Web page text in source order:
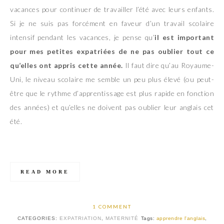
vacances pour continuer de travailler l’été avec leurs enfants.
Si je ne suis pas forcément en faveur d’un travail scolaire
intensif pendant les vacances, je pense qu’il est important
pour mes petites expatriées de ne pas oublier tout ce
qu’elles ont appris cette année. Il faut dire qu’au Royaume-
Uni, le niveau scolaire me semble un peu plus élevé (ou peut-
être que le rythme d’apprentissage est plus rapide en fonction
des années) et qu’elles ne doivent pas oublier leur anglais cet
été.
READ MORE
1 COMMENT
CATEGORIES: EXPATRIATION MATERNITÉ Tags: apprendre l'anglais